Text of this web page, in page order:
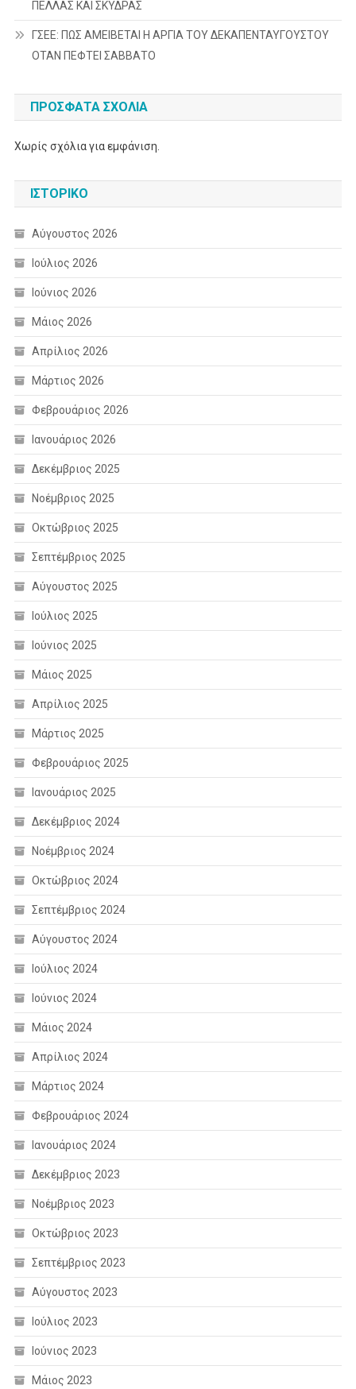
ΠΕΛΛΑΣ ΚΑΙ ΣΚΥΔΡΑΣ
ΓΣΕΕ: ΠΩΣ ΑΜΕΙΒΕΤΑΙ Η ΑΡΓΙΑ ΤΟΥ ΔΕΚΑΠΕΝΤΑΥΓΟΥΣΤΟΥ
ΟΤΑΝ ΠΕΦΤΕΙ ΣΑΒΒΑΤΟ
ΠΡΌΣΦΑΤΑ ΣΧΌΛΙΑ
Χωρίς σχόλια για εμφάνιση.
ΙΣΤΟΡΙΚΌ
Αύγουστος 2026
Ιούλιος 2026
Ιούνιος 2026
Μάιος 2026
Απρίλιος 2026
Μάρτιος 2026
Φεβρουάριος 2026
Ιανουάριος 2026
Δεκέμβριος 2025
Νοέμβριος 2025
Οκτώβριος 2025
Σεπτέμβριος 2025
Αύγουστος 2025
Ιούλιος 2025
Ιούνιος 2025
Μάιος 2025
Απρίλιος 2025
Μάρτιος 2025
Φεβρουάριος 2025
Ιανουάριος 2025
Δεκέμβριος 2024
Νοέμβριος 2024
Οκτώβριος 2024
Σεπτέμβριος 2024
Αύγουστος 2024
Ιούλιος 2024
Ιούνιος 2024
Μάιος 2024
Απρίλιος 2024
Μάρτιος 2024
Φεβρουάριος 2024
Ιανουάριος 2024
Δεκέμβριος 2023
Νοέμβριος 2023
Οκτώβριος 2023
Σεπτέμβριος 2023
Αύγουστος 2023
Ιούλιος 2023
Ιούνιος 2023
Μάιος 2023